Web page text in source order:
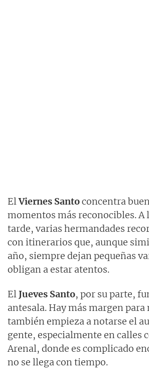
ElViernes Santoconcentra
momentos más reconocibles. A
tarde, varias hermandades
con itinerarios que, aunque
año, siempre dejan pequeñas
obligan a estar atentos.
ElJueves Santo, por su parte,
antesala. Hay más margen para
también empieza a notarse el
gente, especialmente en calles
Arenal, donde es complicado
no se llega con tiempo.